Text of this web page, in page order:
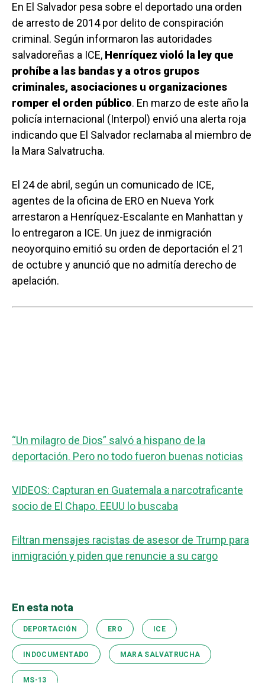
En El Salvador pesa sobre el deportado una orden
de arresto de 2014 por delito de conspiración
criminal. Según informaron las autoridades
salvadoreñas a ICE, Henríquez violó la ley que
prohíbe a las bandas y a otros grupos
criminales, asociaciones u organizaciones
romper el orden público. En marzo de este año la
policía internacional (Interpol) envió una alerta roja
indicando que El Salvador reclamaba al miembro de
la Mara Salvatrucha.
El 24 de abril, según un comunicado de ICE,
agentes de la oficina de ERO en Nueva York
arrestaron a Henríquez-Escalante en Manhattan y
lo entregaron a ICE. Un juez de inmigración
neoyorquino emitió su orden de deportación el 21
de octubre y anunció que no admitía derecho de
apelación.
“Un milagro de Dios” salvó a hispano de la
deportación. Pero no todo fueron buenas noticias
VIDEOS: Capturan en Guatemala a narcotraficante
socio de El Chapo. EEUU lo buscaba
Filtran mensajes racistas de asesor de Trump para
inmigración y piden que renuncie a su cargo
En esta nota
DEPORTACIÓN ERO ICE
INDOCUMENTADO MARA SALVATRUCHA
MS-13